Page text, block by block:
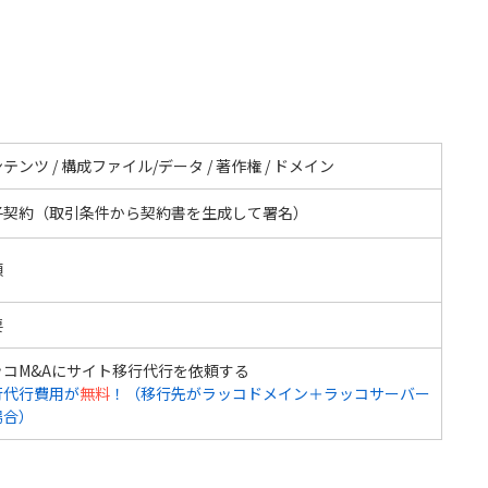
テンツ / 構成ファイル/データ / 著作権 / ドメイン
約（取引条件から契約書を生成して署名）
M&Aにサイト移行代行を依頼する
行費用が無料！（移行先がラッコドメイン＋ラッコサーバー
）